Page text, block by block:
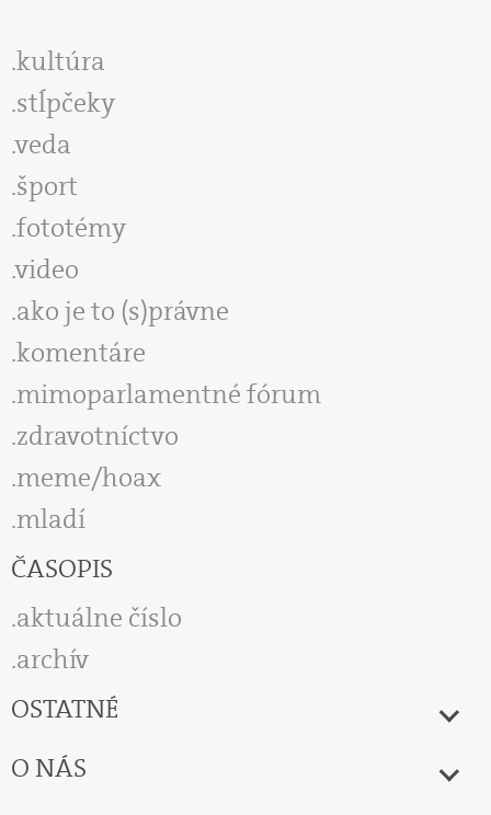
kultúra
stĺpčeky
veda
šport
fototémy
video
ako je to (s)právne
komentáre
mimoparlamentné fórum
zdravotníctvo
meme/hoax
mladí
ČASOPIS
aktuálne číslo
archív
OSTATNÉ
O NÁS